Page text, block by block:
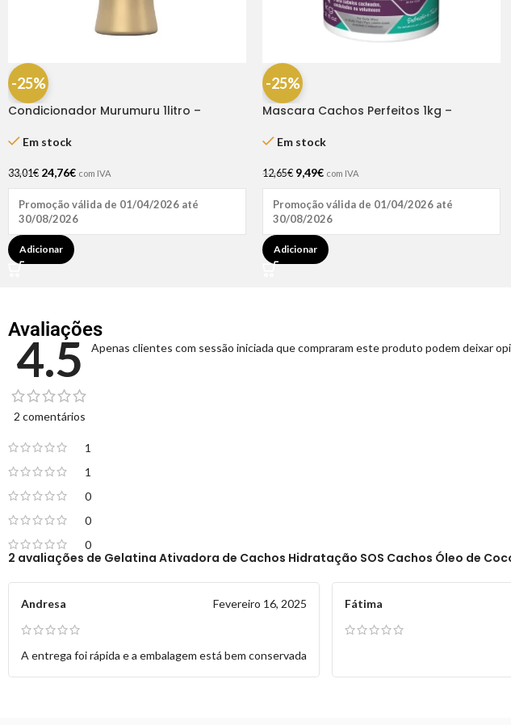
-25%
Condicionador Murumuru 1litro –
Em stock
33,01€ 24,76€ com IVA
Promoção válida de 01/04/2026 até
30/08/2026
Adicionar
-25%
Mascara Cachos Perfeitos 1kg –
Em stock
12,65€ 9,49€ com IVA
Promoção válida de 01/04/2026 até
30/08/2026
Adicionar
Avaliações
4.5
2 comentários
1
1
0
0
0
2 avaliações de Gelatina Ativadora de Cachos Hidratação SOS Cachos Óleo de
Andresa Fevereiro 16, 2025
A entrega foi rápida e a embalagem está bem conservada
Fátima
Apenas clientes com sessão iniciada que compraram este produto podem deixar